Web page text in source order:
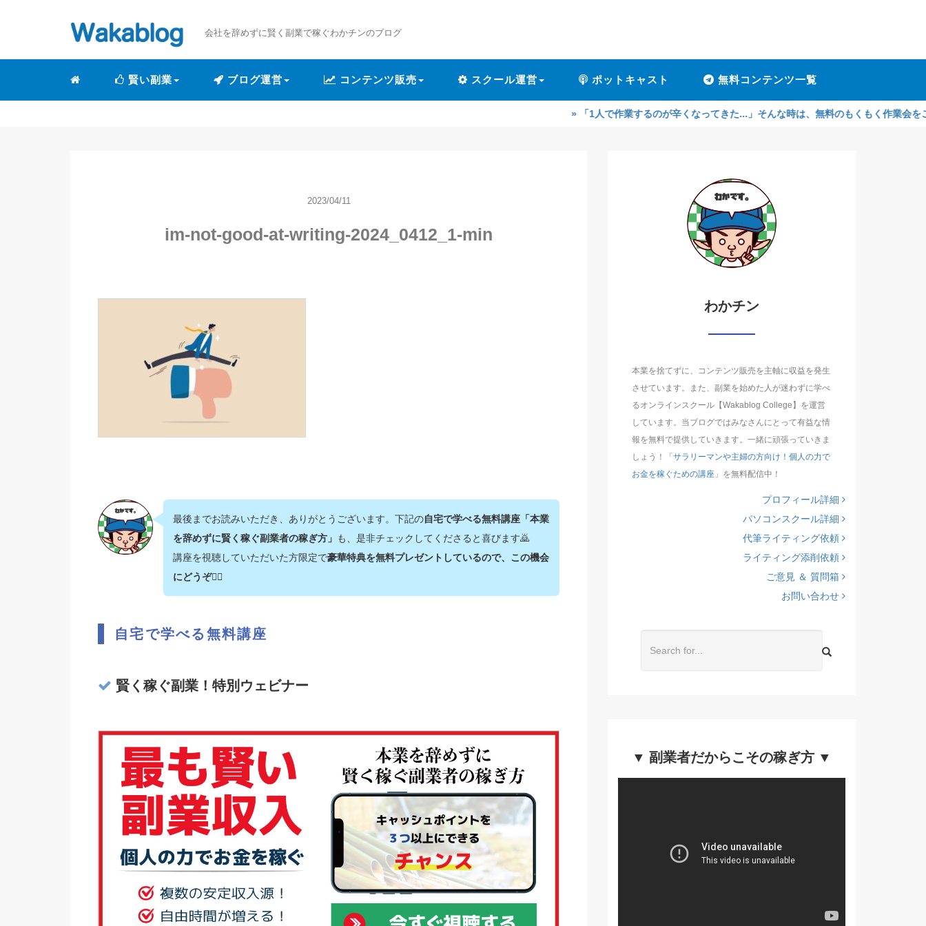
会社を辞めずに賢く副業で稼ぐわかチンのブログ
賢い副業 ブログ運営 コンテンツ販売 スクール運営 ポットキャスト 無料コンテンツ一覧
» 「1人で作業するのが辛くなってきた...」そんな時は、無料のもくもく作業会をご利用くださ
2023/04/11
im-not-good-at-writing-2024_0412_1-min
最後までお読みいただき、ありがとうございます。下記の自宅で学べる無料講座「本業
を辞めずに賢く稼ぐ副業者の稼ぎ方」 も、是非チェックしてくださると喜びます🙇‍
講座を視聴していただいた方限定で豪華特典を無料プレゼントしているので、この機会
にどうぞ💁‍♂️
自宅で学べる無料講座
賢く稼ぐ副業！特別ウェビナー
わかチン
本業を捨てずに、コンテンツ販売を主軸に収益を発生
させています。また、副業を始めた人が迷わずに学べ
るオンラインスクール【Wakablog College】を運営
しています。当ブログではみなさんにとって有益な情
報を無料で提供していきます。一緒に頑張っていきま
しょう！「 サラリーマンや主婦の方向け！個人の力で
お金を稼ぐための講座 」を無料配信中！
プロフィール詳細
パソコンスクール詳細
代筆ライティング依頼
ライティング添削依頼
ご意見 ＆ 質問箱
お問い合わせ
▼ 副業者だからこその稼ぎ方 ▼